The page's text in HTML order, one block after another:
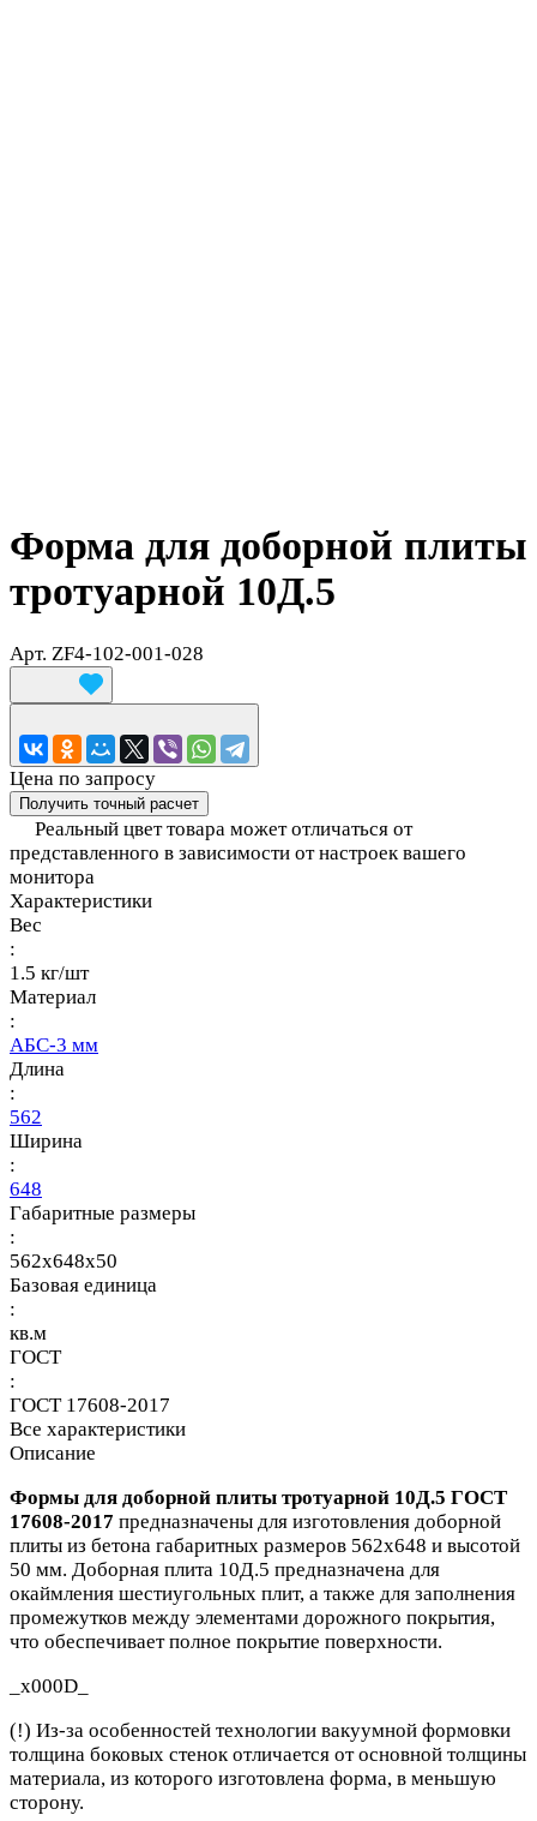
Форма для доборной плиты
тротуарной 10Д.5
Арт. ZF4-102-001-028
Цена по запросу
Получить точный расчет
Реальный цвет товара может отличаться от
представленного в зависимости от настроек вашего
монитора
Характеристики
Вес
:
1.5 кг/шт
Материал
:
АБС-3 мм
Длина
:
562
Ширина
:
648
Габаритные размеры
:
562x648x50
Базовая единица
:
кв.м
ГОСТ
:
ГОСТ 17608-2017
Все характеристики
Описание
Формы для доборной плиты тротуарной 10Д.5 ГОСТ
17608-2017 предназначены для изготовления доборной
плиты из бетона габаритных размеров 562x648 и высотой
50 мм. Доборная плита 10Д.5 предназначена для
окаймления шестиугольных плит, а также для заполнения
промежутков между элементами дорожного покрытия,
что обеспечивает полное покрытие поверхности.
_x000D_
(!) Из-за особенностей технологии вакуумной формовки
толщина боковых стенок отличается от основной толщины
материала, из которого изготовлена форма, в меньшую
сторону.